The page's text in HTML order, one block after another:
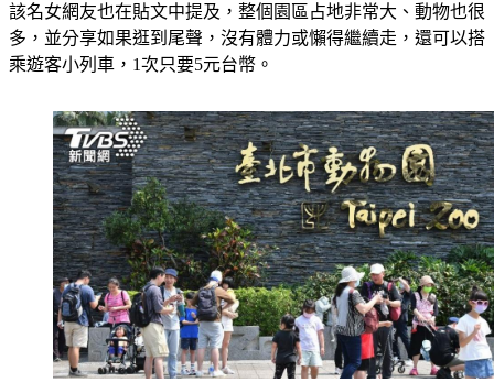
該名女網友也在貼文中提及，整個園區占地非常大、動物也很
多，並分享如果逛到尾聲，沒有體力或懶得繼續走，還可以搭
乘遊客小列車，1次只要5元台幣。